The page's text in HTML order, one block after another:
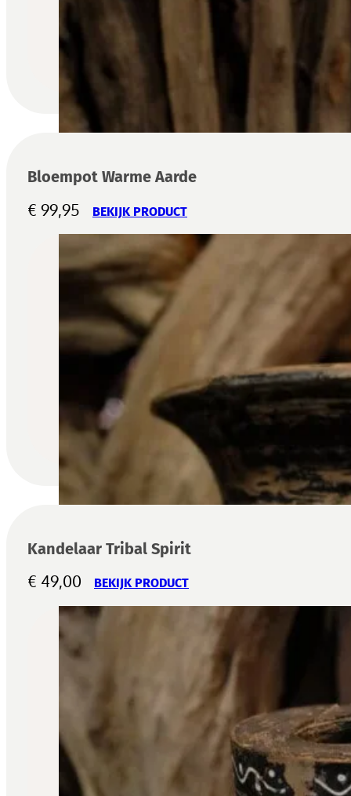
Bloempot Warme Aarde
€ 99,95 BEKIJK PRODUCT
Kandelaar Tribal Spirit
€ 49,00 BEKIJK PRODUCT